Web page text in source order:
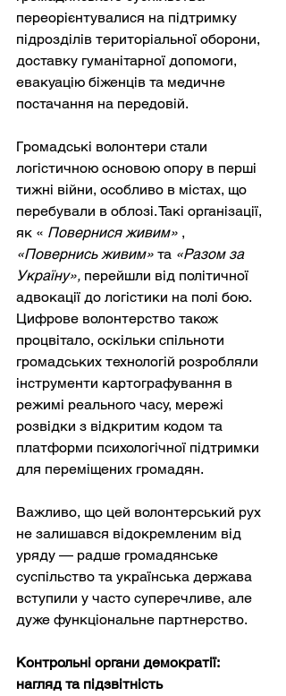
переорієнтувалися на підтримку
підрозділів територіальної оборони,
доставку гуманітарної допомоги,
евакуацію біженців та медичне
постачання на передовій.
Громадські волонтери стали
логістичною основою опору в перші
тижні війни, особливо в містах, що
перебували в облозі. Такі організації,
як « Повернися живим» ,
«Повернись живим» та «Разом за
Україну», перейшли від політичної
адвокації до логістики на полі бою.
Цифрове волонтерство також
процвітало, оскільки спільноти
громадських технологій розробляли
інструменти картографування в
режимі реального часу, мережі
розвідки з відкритим кодом та
платформи психологічної підтримки
для переміщених громадян.
Важливо, що цей волонтерський рух
не залишався відокремленим від
уряду — радше громадянське
суспільство та українська держава
вступили у часто суперечливе, але
дуже функціональне партнерство.
Контрольні органи демократії:
нагляд та підзвітність